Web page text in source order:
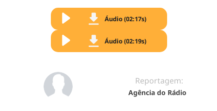
Áudio (02:17s)
Áudio (02:19s)
Reportagem:
Agência do Rádio